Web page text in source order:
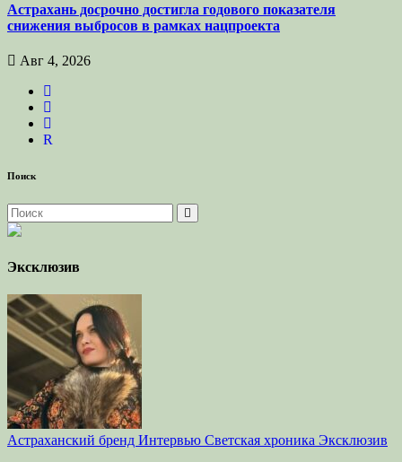
Астрахань досрочно достигла годового показателя
снижения выбросов в рамках нацпроекта
Авг 4, 2026
R
Поиск
Эксклюзив
Астраханский бренд Интервью Светская хроника Эксклюзив